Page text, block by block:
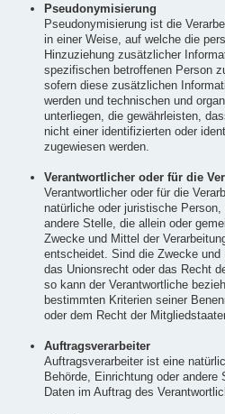
Pseudonymisierung
Pseudonymisierung ist die
in einer Weise, auf welche die
Hinzuziehung zusätzlicher
spezifischen betroffenen Person
sofern diese zusätzlichen
werden und technischen und
unterliegen, die gewährleisten,
nicht einer identifizierten oder
zugewiesen werden.
Verantwortlicher oder für die
Verantwortlicher oder für die
natürliche oder juristische
andere Stelle, die allein oder
Zwecke und Mittel der
entscheidet. Sind die Zwecke
das Unionsrecht oder das Recht
so kann der Verantwortliche
bestimmten Kriterien seiner
oder dem Recht der
Auftragsverarbeiter
Auftragsverarbeiter ist eine
Behörde, Einrichtung oder andere
Daten im Auftrag des